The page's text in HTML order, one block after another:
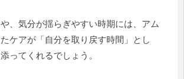
、気分が揺らぎやすい時期には、アム
ケアが「自分を取り戻す時間」とし
ってくれるでしょう。